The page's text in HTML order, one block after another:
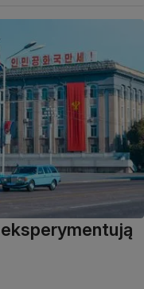
eksperymentują